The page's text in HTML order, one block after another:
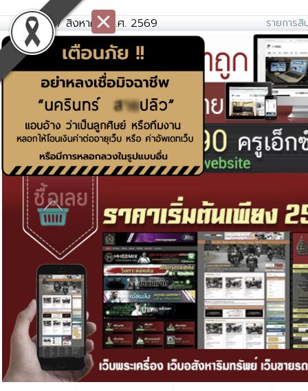
วันศุกร์ที่ 7 สิงหาคม พ.ศ. 2569 รายการสิ